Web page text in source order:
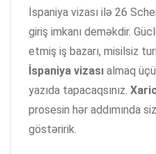
İspaniya vizası ilə 26
giriş imkanı deməkdir.
etmiş iş bazarı, misilsiz
İspaniya vizası almaq
yazıda tapacaqsınız.
prosesin hər addımında
göstəririk.